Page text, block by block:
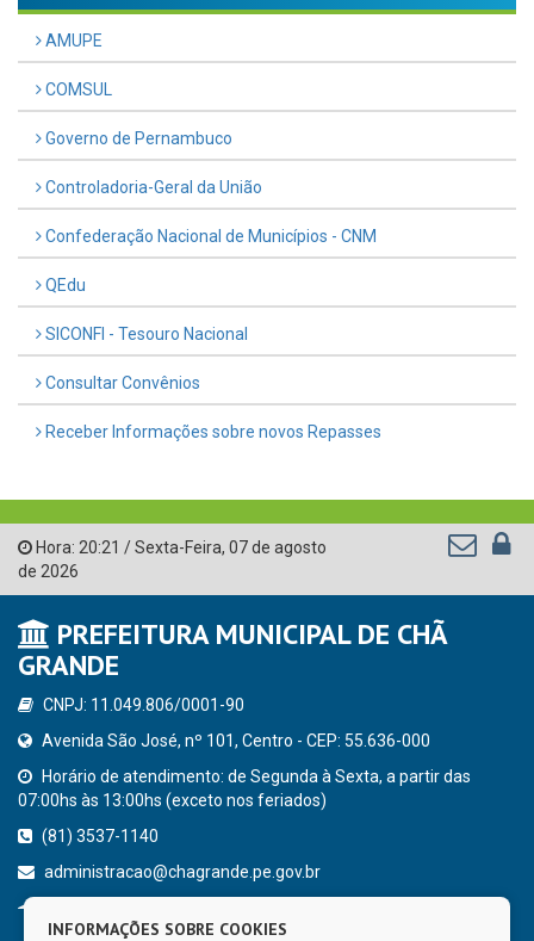
AMUPE
COMSUL
Governo de Pernambuco
Controladoria-Geral da União
Confederação Nacional de Municípios - CNM
QEdu
SICONFI - Tesouro Nacional
Consultar Convênios
Receber Informações sobre novos Repasses
Hora: 20:21 /Sexta-Feira, 07 de agosto
de 2026
PREFEITURA MUNICIPAL DE CHÃ
GRANDE
CNPJ: 11.049.806/0001-90
Avenida São José, nº 101, Centro - CEP: 55.636-000
Horário de atendimento: de Segunda à Sexta, a partir das
07:00hs às 13:00hs (exceto nos feriados)
(81) 3537-1140
administracao@chagrande.pe.gov.br
INFORMAÇÕES SOBRE COOKIES